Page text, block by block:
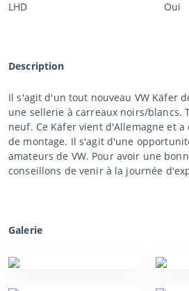
LHD Oui
Description
Il s'agit d'un tout nouveau VW Käfer
une sellerie à carreaux noirs/blancs.
neuf. Ce Käfer vient d'Allemagne et
de montage. Il s'agit d'une
amateurs de VW. Pour avoir une
conseillons de venir à la journée
Galerie